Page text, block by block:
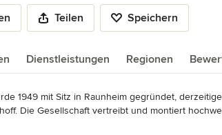
Teilen Speichern
Dienstleistungen Regionen
1949 mit Sitz in Raunheim gegründet,
Die Gesellschaft vertreibt und montiert